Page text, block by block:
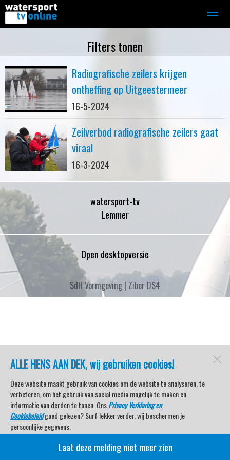
Motorboot-sloep Adverteren
Home
ALLE HENS AAN DEK, wij gebruiken cookies!
Deze website maakt gebruik van cookies om de website te analyseren, te
verbeteren, om het gebruik van social media mogelijk te maken en
informatie van derden te tonen. OnsPrivacy Verklaring en
Cookiebeleidgoed gelezen? Surf lekker verder, wij beschermen je
persoonlijke gegevens.
Veel kijkplezier met Watersport TV Beleving & Nieuws!
Laat deze melding niet meer zien
Filters tonen
Radiografische zeilers krijgen
ontheffing op Uitgeestermeer
16-5-2024
Zeilverbod radiografische zeilers gaat
viraal
16-3-2024
watersport-tv
Lemmer
Open desktopversie
SdH Vormgeving | Ziber DS4